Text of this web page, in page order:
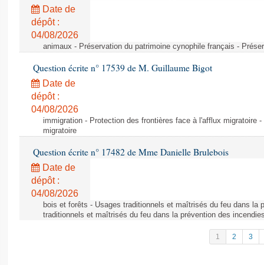
Date de
dépôt :
04/08/2026
animaux - Préservation du patrimoine cynophile français -
Question écrite n° 17539 de M. Guillaume Bigot
Date de
dépôt :
04/08/2026
immigration - Protection des frontières face à l'afflux migratoire
migratoire
Question écrite n° 17482 de Mme Danielle Brulebois
Date de
dépôt :
04/08/2026
bois et forêts - Usages traditionnels et maîtrisés du feu dans la
traditionnels et maîtrisés du feu dans la prévention des
1 2 3